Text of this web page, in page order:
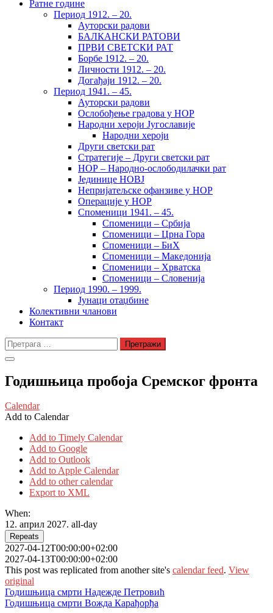
Ратне године
Период 1912. – 20.
Ауторски радови
БАЛКАНСКИ РАТОВИ
ПРВИ СВЕТСКИ РАТ
Борбе 1912. – 20.
Личности 1912. – 20.
Догађаји 1912. – 20.
Период 1941. – 45.
Ауторски радови
Ослобођење градова у НОР
Народни хероји Југославије
Народни хероји
Други светски рат
Стратегије – Други светски рат
НОР – Народно-ослободилачки рат
Јединице НОВЈ
Непријатељске офанзиве у НОР
Операције у НОР
Споменици 1941. – 45.
Споменици – Србија
Споменици – Црна Гора
Споменици – БиХ
Споменици – Македонија
Споменици – Хрватска
Споменици – Словенија
Период 1990. – 1999.
Јунаци отаџбине
Колективни чланови
Контакт
Претрага
за:
Годишњица пробоја Сремског фронта
Calendar
Add to Calendar
Add to Timely Calendar
Add to Google
Add to Outlook
Add to Apple Calendar
Add to other calendar
Export to XML
When:
12. април 2027. all-day
Repeats
2027-04-12T00:00:00+02:00
2027-04-13T00:00:00+02:00
This post was replicated from another site's calendar feed. View
original
Кретање
Годишњица смрти Надежде Петровић
Годишњица смрти Вожда Карађорђа